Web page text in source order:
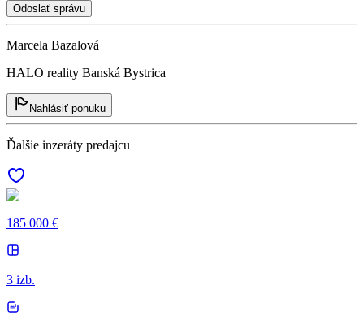
Odoslať správu
Marcela Bazalová
HALO reality Banská Bystrica
Nahlásiť ponuku
Ďalšie inzeráty predajcu
185 000 €
3 izb.